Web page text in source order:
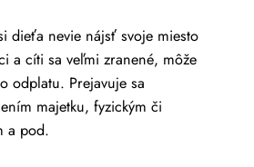
dieťa nevie nájsť svoje miesto
a cíti sa veľmi zranené, môže
odplatu. Prejavuje sa
majetku, fyzickým či
a pod.